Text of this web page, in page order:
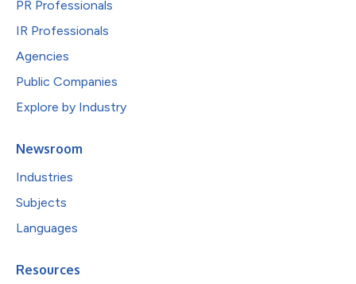
PR Professionals
IR Professionals
Agencies
Public Companies
Explore by Industry
Newsroom
Industries
Subjects
Languages
Resources